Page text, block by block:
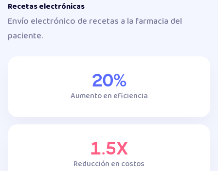
Recetas electrónicas
Envío electrónico de recetas a la farmacia del
paciente.
20%
Aumento en eficiencia
1.5X
Reducción en costos